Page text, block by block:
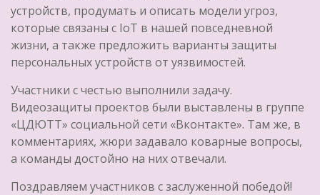
устройств, продумать и описать модели угроз,
которые связаны с IoT в нашей повседневной
жизни, а также предложить варианты защиты
персональных устройств от уязвимостей.
Участники с честью выполнили задачу.
Видеозащиты проектов были выставлены в группе
«ЦДЮТТ» социальной сети «Вконтакте». Там же, в
комментариях, жюри задавало коварные вопросы,
а команды достойно на них отвечали.
Поздравляем участников с заслуженной победой!